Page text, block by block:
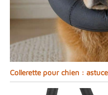
Collerette pour chien :